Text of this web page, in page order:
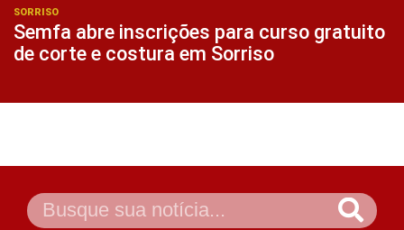
SORRISO
Semfa abre inscrições para curso gratuito
de corte e costura em Sorriso